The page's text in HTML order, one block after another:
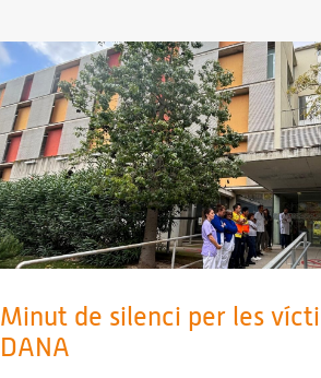
Minut de silenci per les
DANA